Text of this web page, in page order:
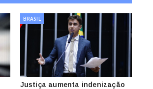
BRASIL
Justiça aumenta indenização